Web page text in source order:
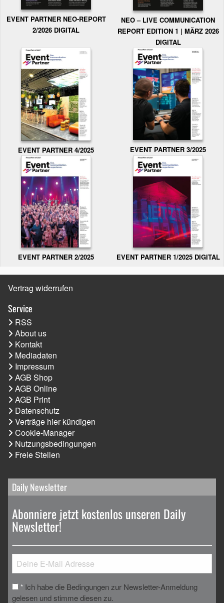
EVENT PARTNER NEO-REPORT
2/2026 DIGITAL
NEO – LIVE COMMUNICATION
REPORT EDITION 1 | MÄRZ 2026
DIGITAL
EVENT PARTNER 4/2025 EVENT PARTNER 3/2025
EVENT PARTNER 2/2025 EVENT PARTNER 1/2025 DIGITAL
Vertrag widerrufen
Service
RSS
About us
Kontakt
Mediadaten
Impressum
AGB Shop
AGB Online
AGB Print
Datenschutz
Verträge hier kündigen
Cookie-Manager
Nutzungsbedingungen
Freie Stellen
Daily Newsletter
Abonniere jetzt kostenlos unseren Daily
Newsletter!
* Ich habe die Bedingungen zur Newsletter-Anmeldung
gelesen und stimme diesen zu.